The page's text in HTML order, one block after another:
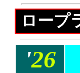
ロープ
'26